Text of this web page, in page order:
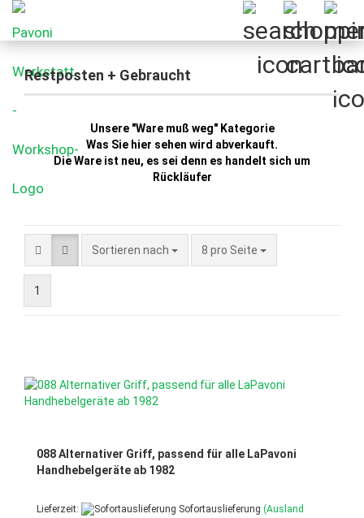
Restposten + Gebraucht
Unsere "Ware muß weg" Kategorie
Was Sie hier sehen wird abverkauft.
Die Ware ist neu, es sei denn es handelt sich um
Rückläufer
Sortieren nach
Sortieren nach 8 pro Seite
pro Seite
1
088 Alternativer Griff, passend für alle LaPavoni
Handhebelgeräte ab 1982
Lieferzeit: Sofortauslieferung (Ausland